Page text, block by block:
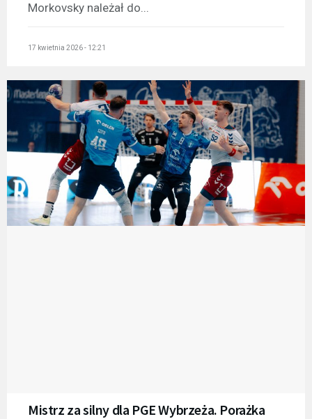
Morkovsky należał do...
17 kwietnia 2026 - 12:21
Mistrz za silny dla PGE Wybrzeża. Porażka